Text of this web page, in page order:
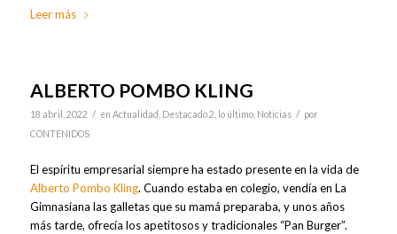
Leer más
ALBERTO POMBO KLING
18 abril, 2022 / en Actualidad Destacado 2 lo último, Noticias / por
CONTENIDOS
El espíritu empresarial siempre ha estado presente en la vida de
Alberto Pombo Kling. Cuando estaba en colegio, vendía en La
Gimnasiana las galletas que su mamá preparaba, y unos años
más tarde, ofrecía los apetitosos y tradicionales “Pan Burger”.